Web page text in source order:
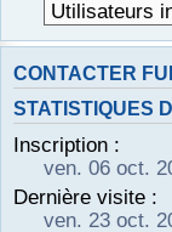
CONTACTER
STATISTIQUES
Inscription :
ven. 06 oct.
Dernière visite :
ven. 23 oct.